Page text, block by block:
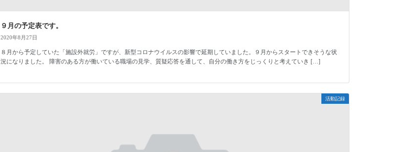
９月の予定表です。
2020年8月27日
８月から予定していた「施設外就労」ですが、新型コロナウイルスの影響で延期していました。９月からスタートできそうな状
況になりました。 障害のある方が働いている職場の見学、質疑応答を通して、自分の働き方をじっくりと考えていき […]
活動記録